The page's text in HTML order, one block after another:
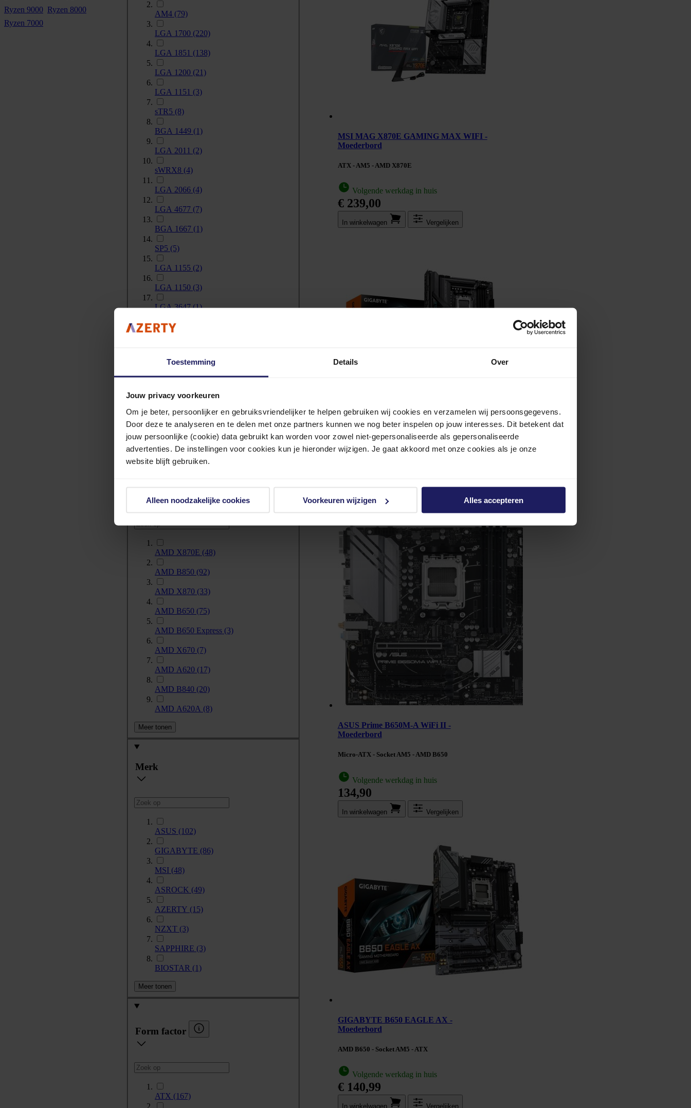
Toestemming Details Over
Jouw privacy voorkeuren
Om je beter, persoonlijker en gebruiksvriendelijker te helpen gebruiken wij cookies en verzamelen wij persoonsgegevens.
Door deze te analyseren en te delen met onze partners kunnen we nog beter inspelen op jouw interesses. Dit betekent dat
jouw persoonlijke (cookie) data gebruikt kan worden voor zowel niet-gepersonaliseerde als gepersonaliseerde
advertenties. De instellingen voor cookies kun je hieronder wijzigen. Je gaat akkoord met onze cookies als je onze
website blijft gebruiken.
Alleen noodzakelijke cookies Voorkeuren wijzigen Alles accepteren
Ryzen 9000 Ryzen 8000
Ryzen 7000
AM4 (79)
LGA 1700 (220)
LGA 1851 (138)
LGA 1200 (21)
LGA 1151 (3)
sTR5 (8)
BGA 1449 (1)
LGA 2011 (2)
sWRX8 (4)
LGA 2066 (4)
LGA 4677 (7)
BGA 1667 (1)
SP5 (5)
LGA 1155 (2)
LGA 1150 (3)
LGA 3647(1)
LGA 4189
SP6(1)
LGA 775(1)
Meer tonen
Chipset
AMD X870E (48)
AMD B850 (92)
AMD X870 (33)
AMD B650 (75)
AMD B650 Express (3)
AMD X670 (7)
AMD A620 (17)
AMD B840 (20)
AMD A620A (8)
Meer tonen
Merk
ASUS (102)
GIGABYTE (86)
MSI (48)
ASROCK (49)
AZERTY (15)
NZXT (3)
SAPPHIRE (3)
BIOSTAR (1)
Meer tonen
Form factor
ATX (167)
MSI MAG X870E GAMING MAX WIFI -
Moederbord
ATX - AM5 - AMD X870E
Volgende werkdag in huis
€ 239,00
In winkel­wagen Vergelijken
Gigabyte X870E EAGLE X3D WIFI7 -
Moederbord
Volgende werkdag in huis
319,-
ASUS Prime B650M-A WiFi II -
Moederbord
Micro-ATX - Socket AM5 - AMD B650
Volgende werkdag in huis
134,90
In winkel­wagen Vergelijken
GIGABYTE B650 EAGLE AX -
Moederbord
AMD B650 - Socket AM5 - ATX
Volgende werkdag in huis
€ 140,99
In winkel­wagen Vergelijken